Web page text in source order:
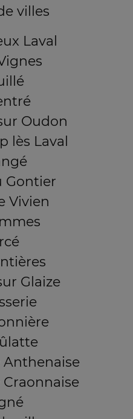
villes
Laval
Oudon
lès Laval
Gontier
Vivien
Glaize
Anthenaise
Craonnaise